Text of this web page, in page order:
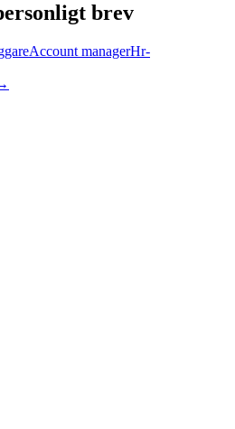
brev
Account managerHr-